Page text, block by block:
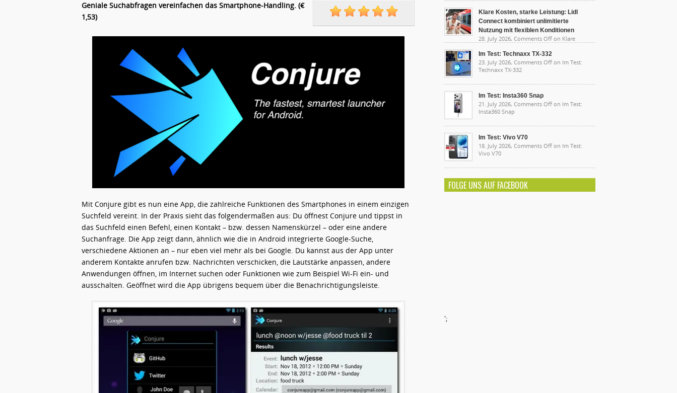
Geniale Suchabfragen vereinfachen das Smartphone-Handling. (€
1,53)
Mit Conjure gibt es nun eine App, die zahlreiche Funktionen des Smartphones in einem einzigen
Suchfeld vereint. In der Praxis sieht das folgendermaßen aus: Du öffnest Conjure und tippst in
das Suchfeld einen Befehl, einen Kontakt – bzw. dessen Namenskürzel – oder eine andere
Suchanfrage. Die App zeigt dann, ähnlich wie die in Android integrierte Google-Suche,
verschiedene Aktionen an – nur eben viel mehr als bei Google. Du kannst aus der App unter
anderem Kontakte anrufen bzw. Nachrichten verschicken, die Lautstärke anpassen, andere
Anwendungen öffnen, im Internet suchen oder Funktionen wie zum Beispiel Wi-Fi ein- und
ausschalten. Geöffnet wird die App übrigens bequem über die Benachrichtigungsleiste.
Klare Kosten, starke Leistung: Lidl
Connect kombiniert unlimitierte
Nutzung mit flexiblen Konditionen
28. July 2026, Comments Off on Klare
unlimitierte Nutzung mit flexiblen Konditionen
Im Test: Technaxx TX-332
23. July 2026, Comments Off on Im Test:
Technaxx TX-332
Im Test: Insta360 Snap
21. July 2026, Comments Off on Im Test:
Insta360 Snap
Im Test: Vivo V70
18. July 2026, Comments Off on Im Test:
Vivo V70
FOLGE UNS AUF FACEBOOK
';